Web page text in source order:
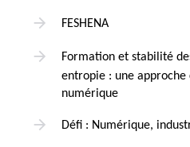
FESHENA
Formation et stabilité
entropie : une
numérique
Défi : Numérique,